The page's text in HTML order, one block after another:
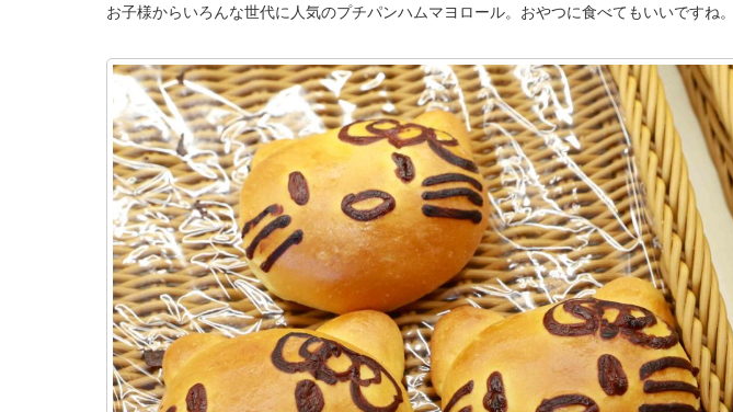
お子様からいろんな世代に人気のプチパンハムマヨロール。おやつに食べてもいいですね。